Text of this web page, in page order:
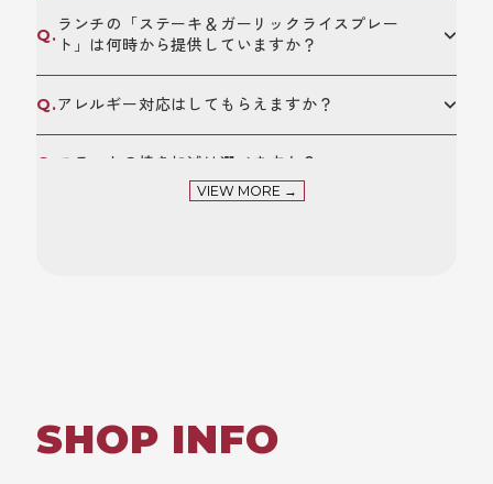
ランチの「ステーキ＆ガーリックライスプレー
ト」は何時から提供していますか？
アレルギー対応はしてもらえますか？
ステーキの焼き加減は選べますか？
雨の日でもテラス席は利用できますか？
VIEW MORE →
SHOP INFO